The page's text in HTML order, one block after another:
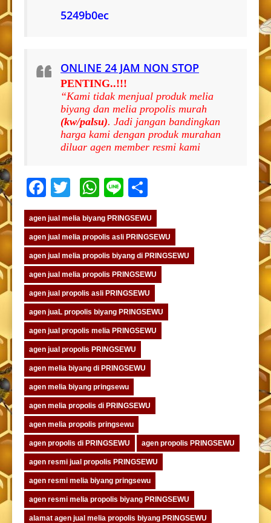
5249b0ec
ONLINE 24 JAM NON STOP
PENTING..!!!
“Kami tidak menjual produk melia
biyang dan melia propolis murah
(kw/palsu). Jadi jangan bandingkan
harga kami dengan produk murahan
diluar agen member resmi kami
Facebook
TwitterWhatsApp
Line
agen jual melia biyang PRINGSEWU
agen jual melia propolis asli PRINGSEWU
agen jual melia propolis biyang di PRINGSEWU
agen jual melia propolis PRINGSEWU
agen jual propolis asli PRINGSEWU
agen juaL propolis biyang PRINGSEWU
agen jual propolis melia PRINGSEWU
agen jual propolis PRINGSEWU
agen melia biyang di PRINGSEWU
agen melia biyang pringsewu
agen melia propolis di PRINGSEWU
agen melia propolis pringsewu
agen propolis di PRINGSEWU agen propolis PRINGSEWU
agen resmi jual propolis PRINGSEWU
agen resmi melia biyang pringsewu
agen resmi melia propolis biyang PRINGSEWU
alamat agen jual melia propolis biyang PRINGSEWU